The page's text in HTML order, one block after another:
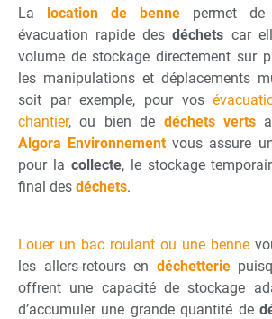
La location de benne permet de
évacuation rapide desdéchets car
volume de stockage directement sur
les manipulations et déplacements
soit par exemple, pour vos
chantier, ou bien de déchets verts
Algora Environnementvous assure
pour la collecte, le stockage
final des déchets.
Louer un bac roulant ou une benne
les allers-retours en déchetterie
offrent une capacité de stockage
d’accumuler une grande quantité de